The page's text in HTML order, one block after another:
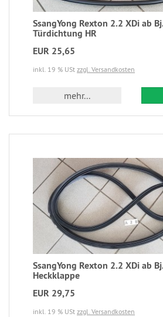
SsangYong Rexton 2.2 XDi ab
Türdichtung HR
EUR 25,65
inkl. 19 % USt zzgl. Versandkosten
mehr...
SsangYong Rexton 2.2 XDi ab
Heckklappe
EUR 29,75
inkl. 19 % USt zzgl. Versandkosten